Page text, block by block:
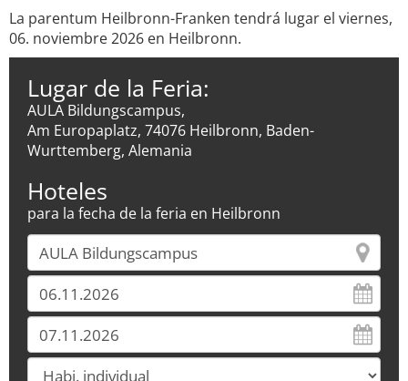
La parentum Heilbronn-Franken tendrá lugar el viernes,
06. noviembre 2026 en Heilbronn.
Lugar de la Feria:
AULA Bildungscampus,
Am Europaplatz, 74076 Heilbronn, Baden-
Wurttemberg, Alemania
Hoteles
para la fecha de la feria en Heilbronn